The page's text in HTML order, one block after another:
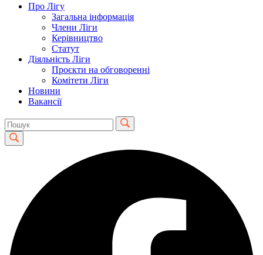
Про Лігу
Загальна інформація
Члени Ліги
Керівництво
Статут
Діяльність Ліги
Проєкти на обговоренні
Комітети Ліги
Новини
Вакансії